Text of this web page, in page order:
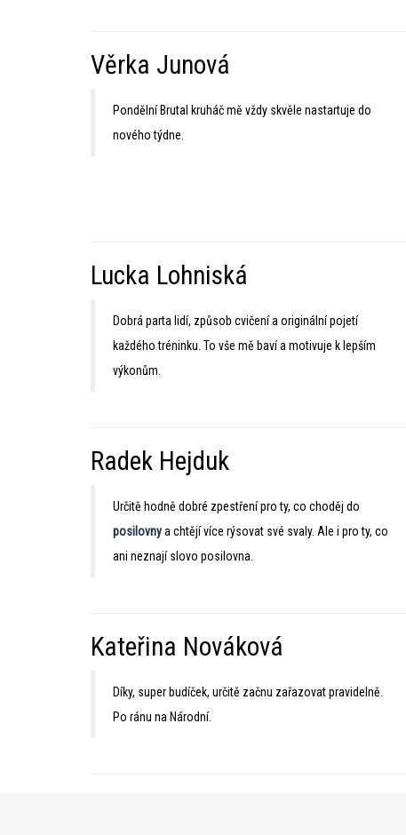
Věrka Junová
Pondělní Brutal kruháč mě vždy skvěle nastartuje do
nového týdne.
Lucka Lohniská
Dobrá parta lidí, způsob cvičení a originální pojetí
každého tréninku. To vše mě baví a motivuje k lepším
výkonům.
Radek Hejduk
Určitě hodně dobré zpestření pro ty, co choděj do
posilovnya chtějí více rýsovat své svaly. Ale i pro ty, co
ani neznají slovo posilovna.
Kateřina Nováková
Díky, super budíček, určitě začnu zařazovat pravidelně.
Po ránu na Národní.